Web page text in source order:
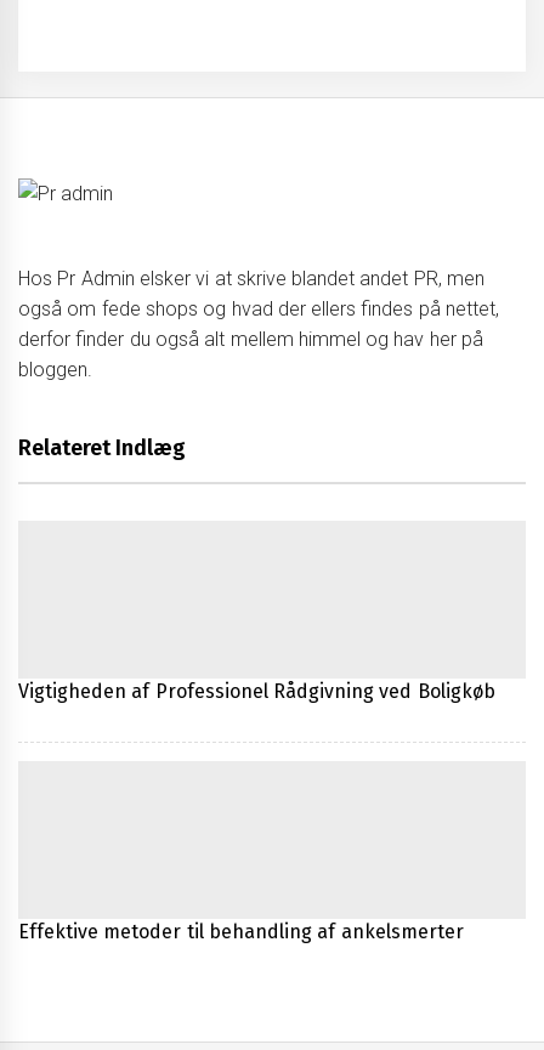
Hos Pr Admin elsker vi at skrive blandet andet PR, men
også om fede shops og hvad der ellers findes på nettet,
derfor finder du også alt mellem himmel og hav her på
bloggen.
Relateret Indlæg
Vigtigheden af Professionel Rådgivning ved Boligkøb
Effektive metoder til behandling af ankelsmerter